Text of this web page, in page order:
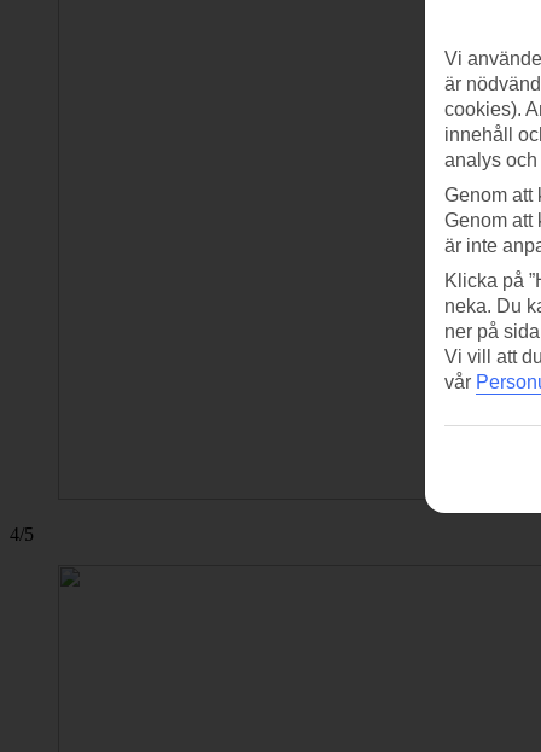
4/5
Vi
är
cookies).
innehåll
analys
Genom att
Genom att
är inte
Klicka på
neka. Du
ner på
Vi vill att
vår